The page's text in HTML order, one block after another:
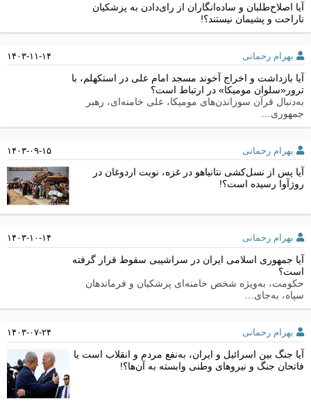
آیا اصلاح‌طلبان و ساده‌انگاران از رای‌دادن به پزشکیان
ناراحت و پشیمان نیستند؟!
بهرام رحمانی ۱۴۰۳-۱۱-۱۴
آیا بازداشت و اخراج‌ آخوند مسجد امام علی در استکهلم، با
ترور«سلوان مومیکا» در ارتباط است؟
به‌دنبال قرآن‌ سوزاندن‌های مومیکا، علی خامنه‌ای، رهبر
جمهوری…
بهرام رحمانی ۱۴۰۳-۰۹-۱۵
آیا پس از نسل‌کشی نتانیاهو در غزه، نوبت اردوغان در
روژآوا رسیده است؟!
بهرام رحمانی ۱۴۰۳-۱۰-۱۴
آیا جمهوری اسلامی ایران در سراشیبی سقوط قرار گرفته
است؟
حکومت، به‌ویژه شخص خامنه‌ای پزشکیان و فرماندهان
سپاه، به‌جای…
بهرام رحمانی ۱۴۰۳-۰۷-۲۴
آیا جنگ بین اسرائیل و ایران، به‌نفع مردم و انقلاب است یا
فاتحان جنگ و نیروهای وطنی وابسته به آن‌ها؟!